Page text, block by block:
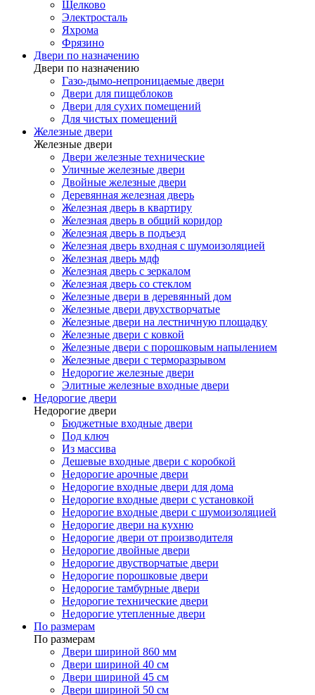
Щелково
Электросталь
Яхрома
Фрязино
Двери по назначению
Двери по назначению
Газо-дымо-непроницаемые двери
Двери для пищеблоков
Двери для сухих помещений
Для чистых помещений
Железные двери
Железные двери
Двери железные технические
Уличные железные двери
Двойные железные двери
Деревянная железная дверь
Железная дверь в квартиру
Железная дверь в общий коридор
Железная дверь в подъезд
Железная дверь входная с шумоизоляцией
Железная дверь мдф
Железная дверь с зеркалом
Железная дверь со стеклом
Железные двери в деревянный дом
Железные двери двухстворчатые
Железные двери на лестничную площадку
Железные двери с ковкой
Железные двери с порошковым напылением
Железные двери с терморазрывом
Недорогие железные двери
Элитные железные входные двери
Недорогие двери
Недорогие двери
Бюджетные входные двери
Под ключ
Из массива
Дешевые входные двери с коробкой
Недорогие арочные двери
Недорогие входные двери для дома
Недорогие входные двери с установкой
Недорогие входные двери с шумоизоляцией
Недорогие двери на кухню
Недорогие двери от производителя
Недорогие двойные двери
Недорогие двустворчатые двери
Недорогие порошковые двери
Недорогие тамбурные двери
Недорогие технические двери
Недорогие утепленные двери
По размерам
По размерам
Двери шириной 860 мм
Двери шириной 40 см
Двери шириной 45 см
Двери шириной 50 см